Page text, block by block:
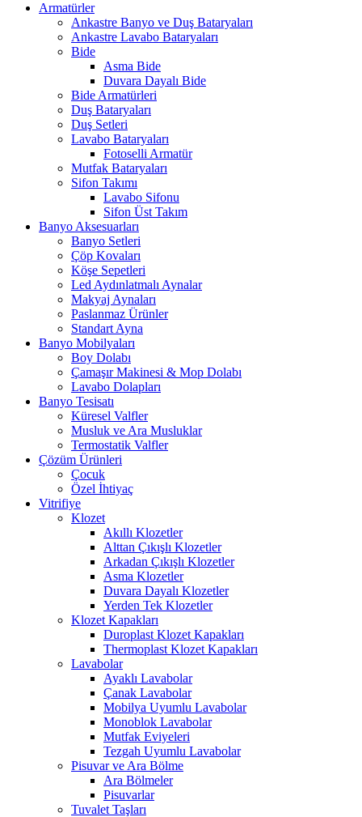
Armatürler
Ankastre Banyo ve Duş Bataryaları
Ankastre Lavabo Bataryaları
Bide
Asma Bide
Duvara Dayalı Bide
Bide Armatürleri
Duş Bataryaları
Duş Setleri
Lavabo Bataryaları
Fotoselli Armatür
Mutfak Bataryaları
Sifon Takımı
Lavabo Sifonu
Sifon Üst Takım
Banyo Aksesuarları
Banyo Setleri
Çöp Kovaları
Köşe Sepetleri
Led Aydınlatmalı Aynalar
Makyaj Aynaları
Paslanmaz Ürünler
Standart Ayna
Banyo Mobilyaları
Boy Dolabı
Çamaşır Makinesi & Mop Dolabı
Lavabo Dolapları
Banyo Tesisatı
Küresel Valfler
Musluk ve Ara Musluklar
Termostatik Valfler
Çözüm Ürünleri
Çocuk
Özel İhtiyaç
Vitrifiye
Klozet
Akıllı Klozetler
Alttan Çıkışlı Klozetler
Arkadan Çıkışlı Klozetler
Asma Klozetler
Duvara Dayalı Klozetler
Yerden Tek Klozetler
Klozet Kapakları
Duroplast Klozet Kapakları
Thermoplast Klozet Kapakları
Lavabolar
Ayaklı Lavabolar
Çanak Lavabolar
Mobilya Uyumlu Lavabolar
Monoblok Lavabolar
Mutfak Eviyeleri
Tezgah Uyumlu Lavabolar
Pisuvar ve Ara Bölme
Ara Bölmeler
Pisuvarlar
Tuvalet Taşları